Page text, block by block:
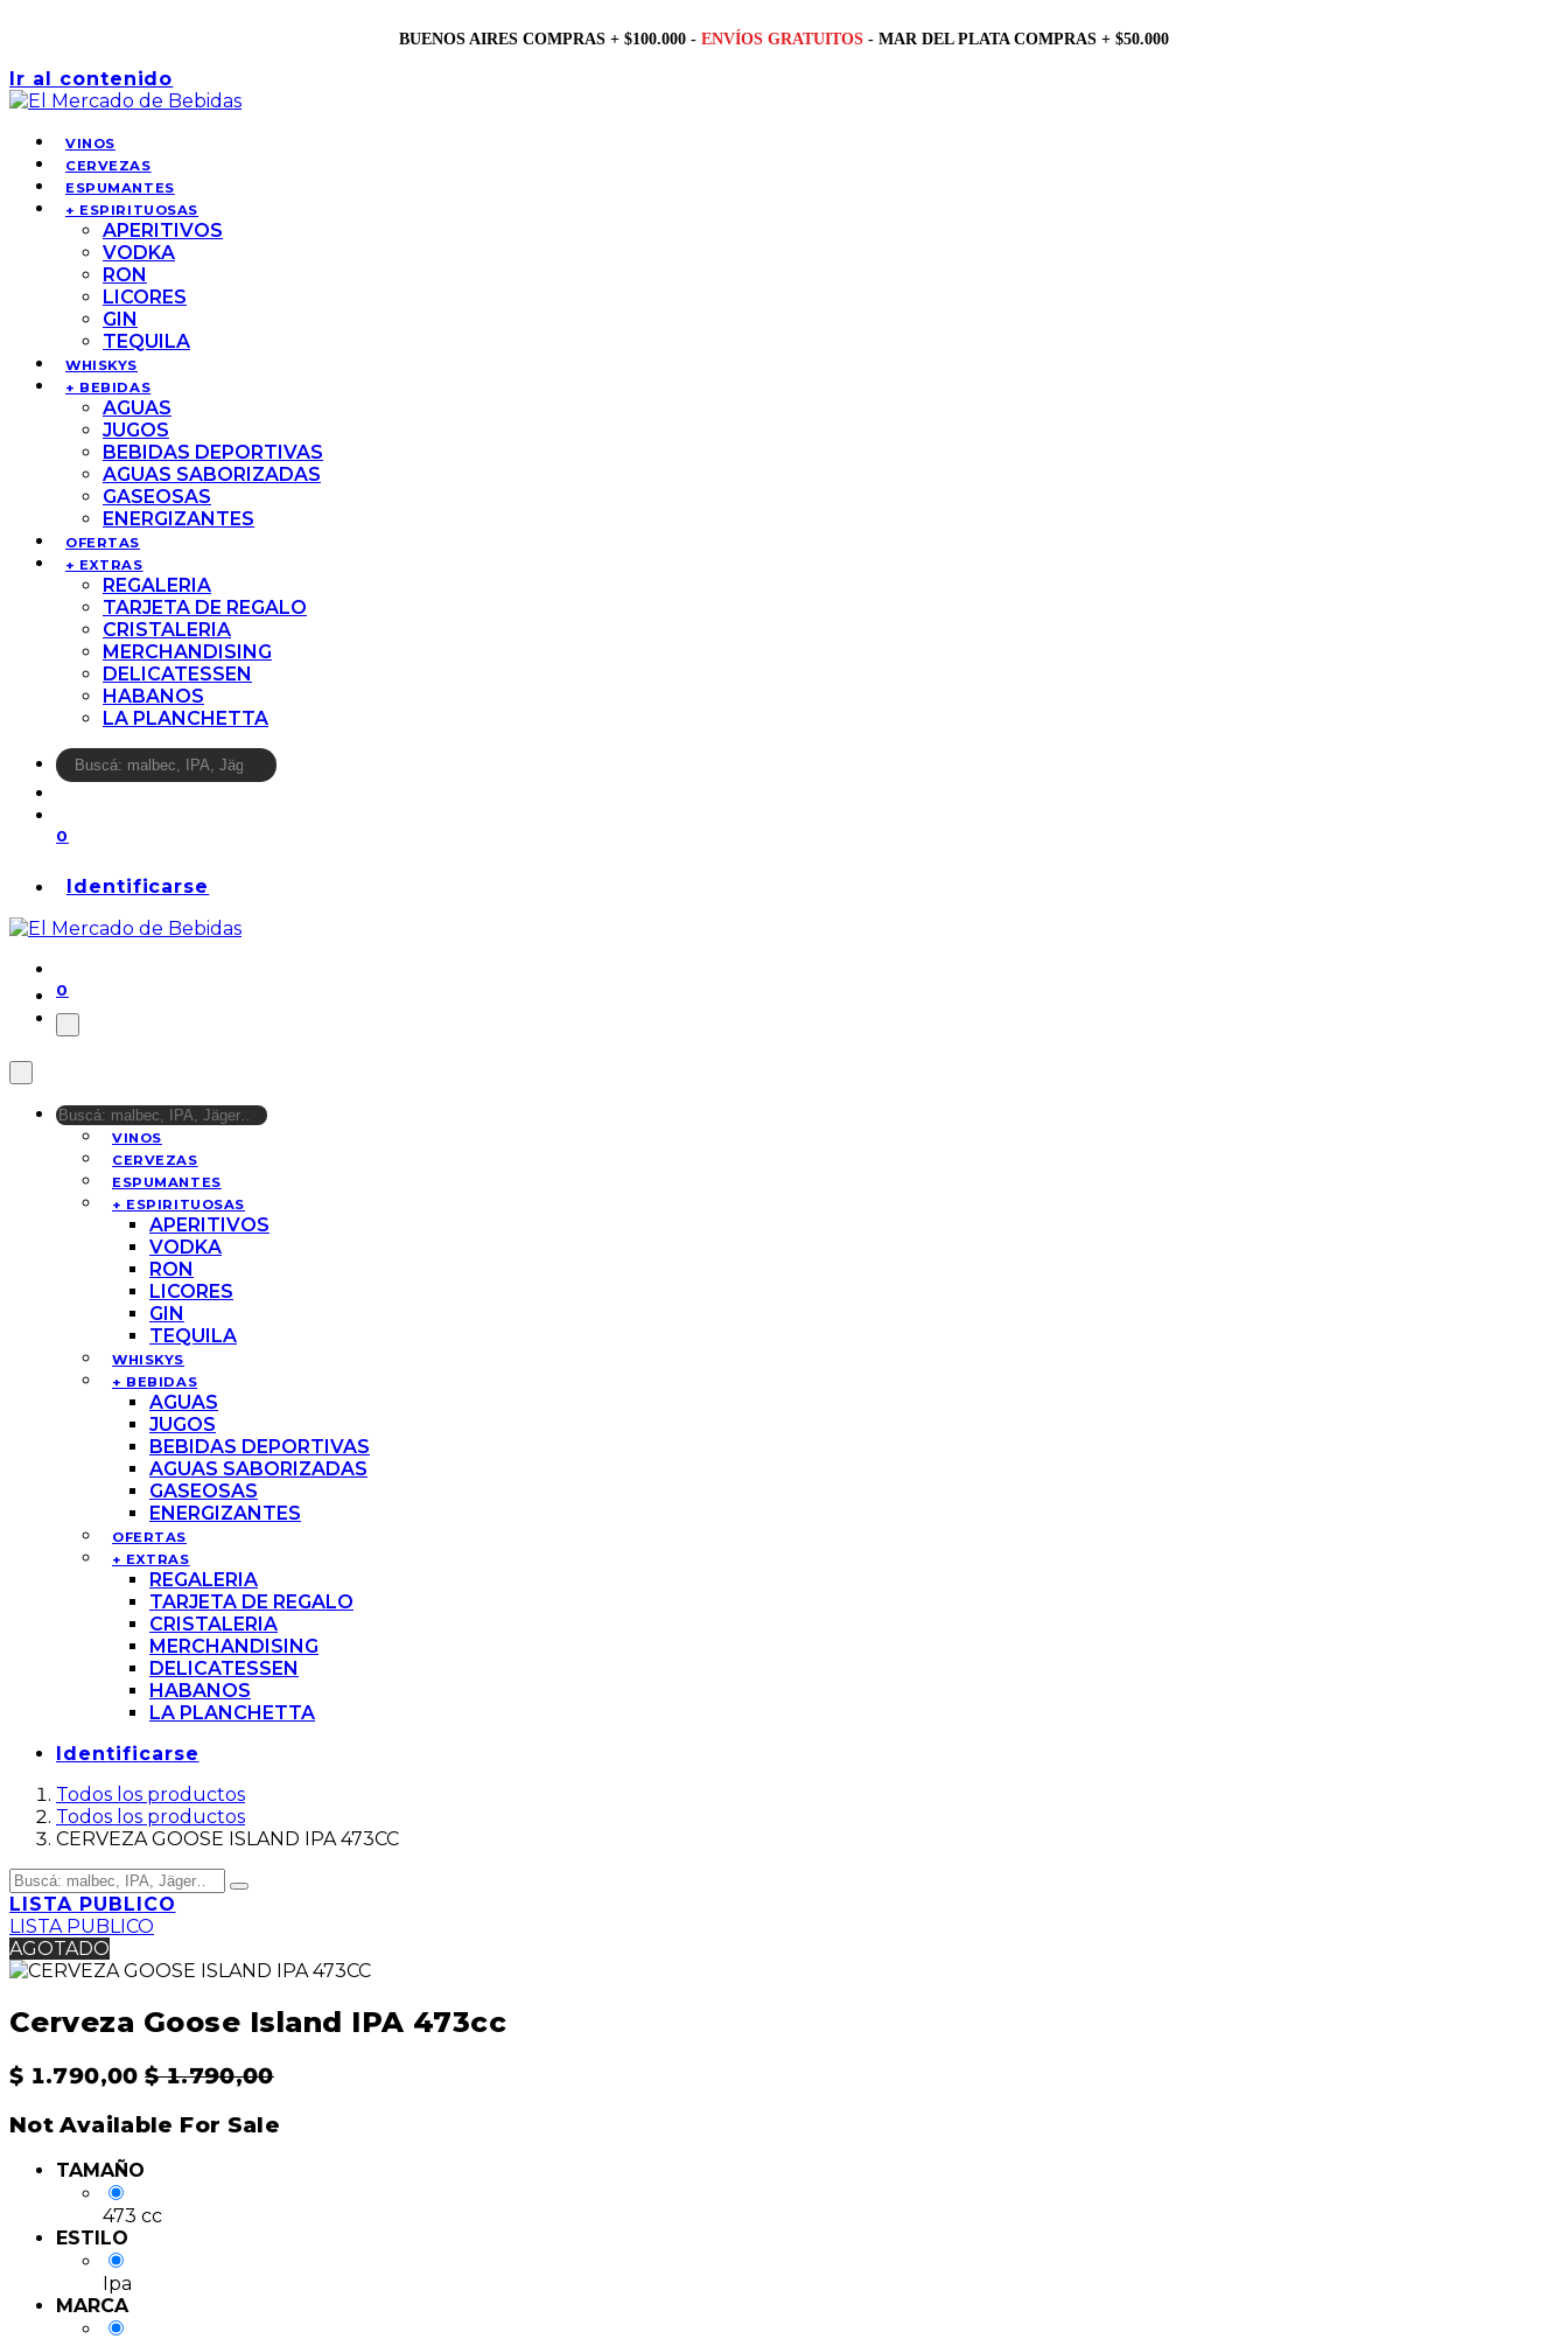
BUENOS AIRES COMPRAS + $100.000 - ENVÍOS GRATUITOS - MAR DEL PLATA COMPRAS + $50.000
Ir al contenido
VINOS
CERVEZAS
ESPUMANTES
+ ESPIRITUOSAS
APERITIVOS
VODKA
RON
LICORES
GIN
TEQUILA
WHISKYS
+ BEBIDAS
AGUAS
JUGOS
BEBIDAS DEPORTIVAS
AGUAS SABORIZADAS
GASEOSAS
ENERGIZANTES
OFERTAS
+ EXTRAS
REGALERIA
TARJETA DE REGALO
CRISTALERIA
MERCHANDISING
DELICATESSEN
HABANOS
LA PLANCHETTA
0
Identificarse
0
VINOS
CERVEZAS
ESPUMANTES
+ ESPIRITUOSAS
APERITIVOS
VODKA
RON
LICORES
GIN
TEQUILA
WHISKYS
+ BEBIDAS
AGUAS
JUGOS
BEBIDAS DEPORTIVAS
AGUAS SABORIZADAS
GASEOSAS
ENERGIZANTES
OFERTAS
+ EXTRAS
REGALERIA
TARJETA DE REGALO
CRISTALERIA
MERCHANDISING
DELICATESSEN
HABANOS
LA PLANCHETTA
Identificarse
Todos los productos
Todos los productos
CERVEZA GOOSE ISLAND IPA 473CC
LISTA PUBLICO
LISTA PUBLICO
AGOTADO
Cerveza Goose Island IPA 473cc
$ 1.790,00 $1.790,00
Not Available For Sale
TAMAÑO
473 cc
ESTILO
Ipa
MARCA